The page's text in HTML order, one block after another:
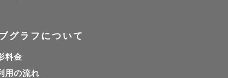
グラフについて
料金
用の流れ